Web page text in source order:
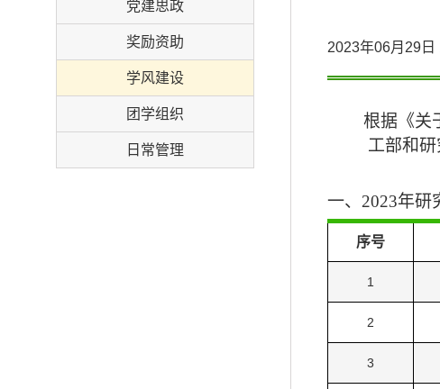
党建思政
奖励资助
学风建设
团学组织
日常管理
2023年06月
根据《关
工部和
一、 2023年研
序号
1
2
3